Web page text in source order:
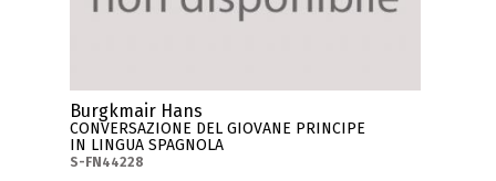
Burgkmair Hans
CONVERSAZIONE DEL GIOVANE PRINCIPE
IN LINGUA SPAGNOLA
S-FN44228